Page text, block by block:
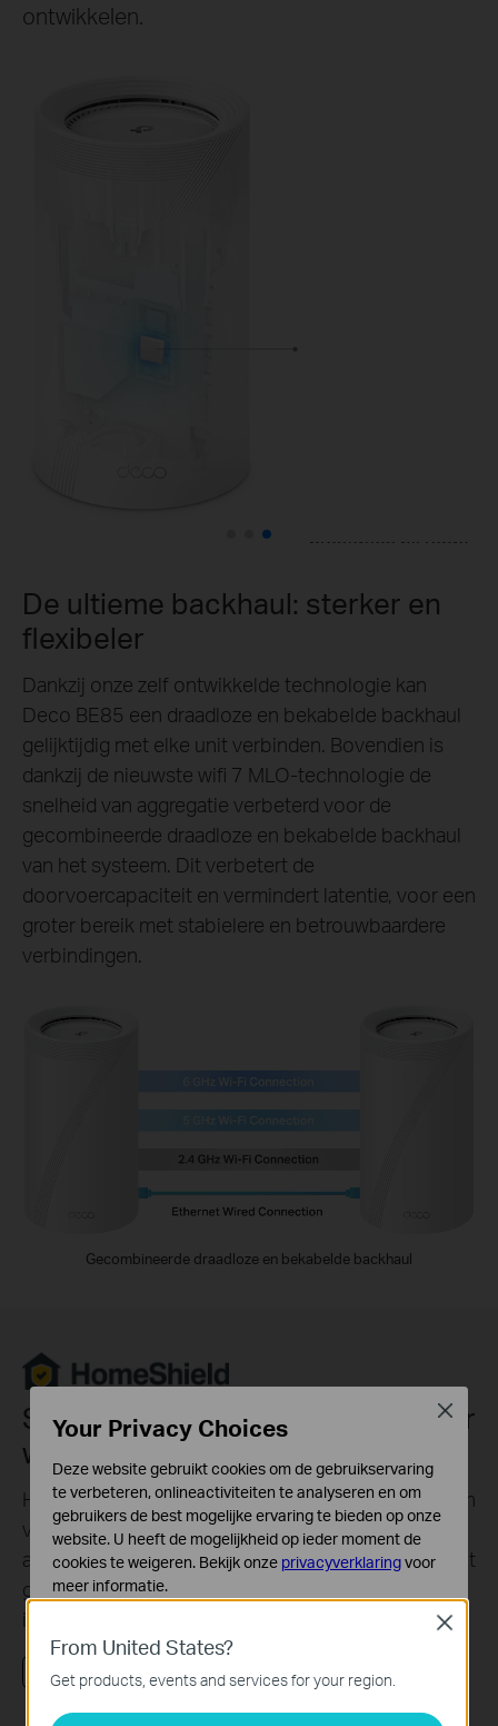
ontwikkelen.
prestaties bij hoge
2× interne koelfans
De ultieme backhaul: sterker en
flexibeler
Dankzij onze zelf ontwikkelde technologie kan
Deco BE85 een draadloze en bekabelde backhaul
gelijktijdig met elke unit verbinden. Bovendien is
dankzij de nieuwste wifi 7 MLO-technologie de
snelheid van aggregatie verbeterd voor de
gecombineerde draadloze en bekabelde backhaul
van het systeem. Dit verbetert de
doorvoercapaciteit en vermindert latentie, voor een
groter bereik met stabielere en betrouwbaardere
verbindingen.
Gecombineerde draadloze en bekabelde backhaul
Slimmere beveiliging voor slimmer
wonen
HomeShield bevat een aantal ingebouwde diensten
voor een uitgebreide bescherming van je
apparaten en functies die je thuis of onderweg kunt
gebruiken. Met HomeShield ga je veiliger op
internet voor een nog betere ervaring.
Video bekijken Lees meer over HomeShield
From United States?
Get products, events and services for your region.
Close
Your Privacy Choices
Deze website gebruikt cookies om de gebruikservaring
te verbeteren, onlineactiviteiten te analyseren en om
gebruikers de best mogelijke ervaring te bieden op onze
website. U heeft de mogelijkheid op ieder moment de
cookies te weigeren. Bekijk onze privacyverklaringvoor
meer informatie.
Deze cookies zijn noodzakelijk voor de werking van de
website en kunnen niet worden uitgeschakeld.
Analyse en Marketing Cookies
Close